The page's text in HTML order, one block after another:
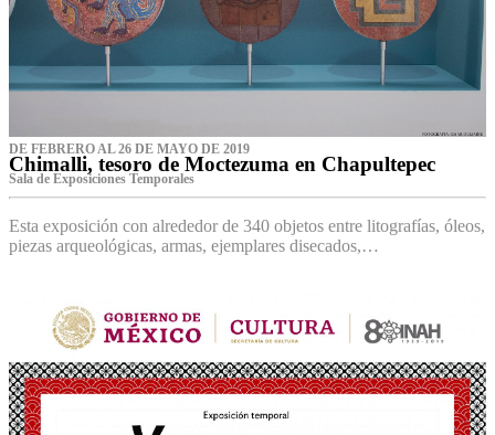
DE FEBRERO AL 26 DE MAYO DE 2019
Chimalli, tesoro de Moctezuma en Chapultepec
Sala de Exposiciones Temporales
Esta exposición con alrededor de 340 objetos entre litografías, óleos,
piezas arqueológicas, armas, ejemplares disecados,…